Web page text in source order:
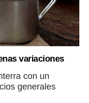
variaciones
con un
generales